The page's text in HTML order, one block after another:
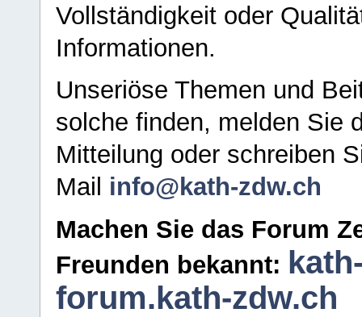
Vollständigkeit oder
Informationen.
Unseriöse Themen und
solche finden, melden Sie
Mitteilung oder schreiben
Mail info@kath-zdw.ch
Machen Sie das Forum
Freunden bekannt:
forum.kath-zdw.ch